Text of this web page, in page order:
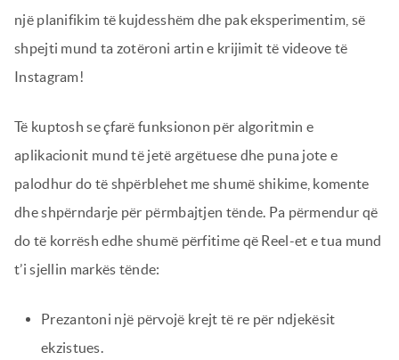
një planifikim të kujdesshëm dhe pak eksperimentim, së
shpejti mund ta zotëroni artin e krijimit të videove të
Instagram!
Të kuptosh se çfarë funksionon për algoritmin e
aplikacionit mund të jetë argëtuese dhe puna jote e
palodhur do të shpërblehet me shumë shikime, komente
dhe shpërndarje për përmbajtjen tënde. Pa përmendur që
do të korrësh edhe shumë përfitime që Reel-et e tua mund
t’i sjellin markës tënde:
Prezantoni një përvojë krejt të re për ndjekësit
ekzistues.